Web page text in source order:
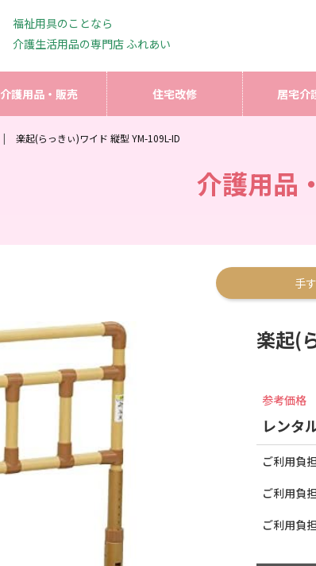
福祉用具のことなら
介護生活用品の専門店 ふれあい
介護用品・販売 住宅改修 居宅介
楽起(らっきぃ)ワイド 縦型 YM-109L-ID
介護用品
手
楽起(
参考価格
レンタ
ご利用負
ご利用負
ご利用負